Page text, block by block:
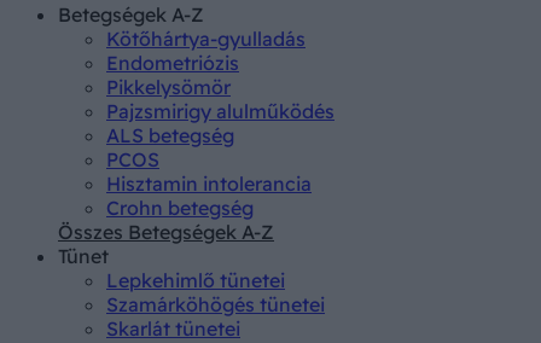
Betegségek A-Z
Kötőhártya-gyulladás
Endometriózis
Pikkelysömör
Pajzsmirigy alulműködés
ALS betegség
PCOS
Hisztamin intolerancia
Crohn betegség
Összes Betegségek A-Z
Tünet
Lepkehimlő tünetei
Szamárköhögés tünetei
Skarlát tünetei